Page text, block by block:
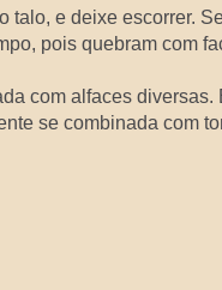
e deixe escorrer.
pois quebram com
com alfaces diversas.
se combinada com